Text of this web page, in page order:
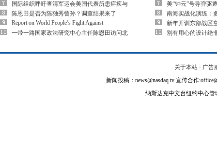
国际组织呼吁查清军运会美国代表所患疟疾与
陈恩田是否为陈独秀曾孙？调查结果来了
Report on World People’s Fight Against
一带一路国家政法研究中心主任陈恩田访问北
美“钟云”号导弹驱
南海实战化演练：
新年开训东部战区
别有用心的设计绝
关于本站 - 广告
新闻投稿：news@nasdaq.tv 宣传合作
纳斯达克中文台纽约中心管